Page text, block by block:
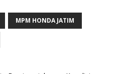
MPM HONDA JATIM